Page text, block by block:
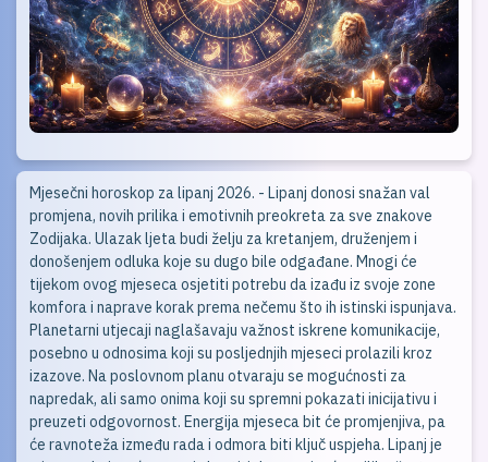
Mjesečni horoskop za lipanj 2026. - Lipanj donosi snažan val
promjena, novih prilika i emotivnih preokreta za sve znakove
Zodijaka. Ulazak ljeta budi želju za kretanjem, druženjem i
donošenjem odluka koje su dugo bile odgađane. Mnogi će
tijekom ovog mjeseca osjetiti potrebu da izađu iz svoje zone
komfora i naprave korak prema nečemu što ih istinski ispunjava.
Planetarni utjecaji naglašavaju važnost iskrene komunikacije,
posebno u odnosima koji su posljednjih mjeseci prolazili kroz
izazove. Na poslovnom planu otvaraju se mogućnosti za
napredak, ali samo onima koji su spremni pokazati inicijativu i
preuzeti odgovornost. Energija mjeseca bit će promjenjiva, pa
će ravnoteža između rada i odmora biti ključ uspjeha. Lipanj je